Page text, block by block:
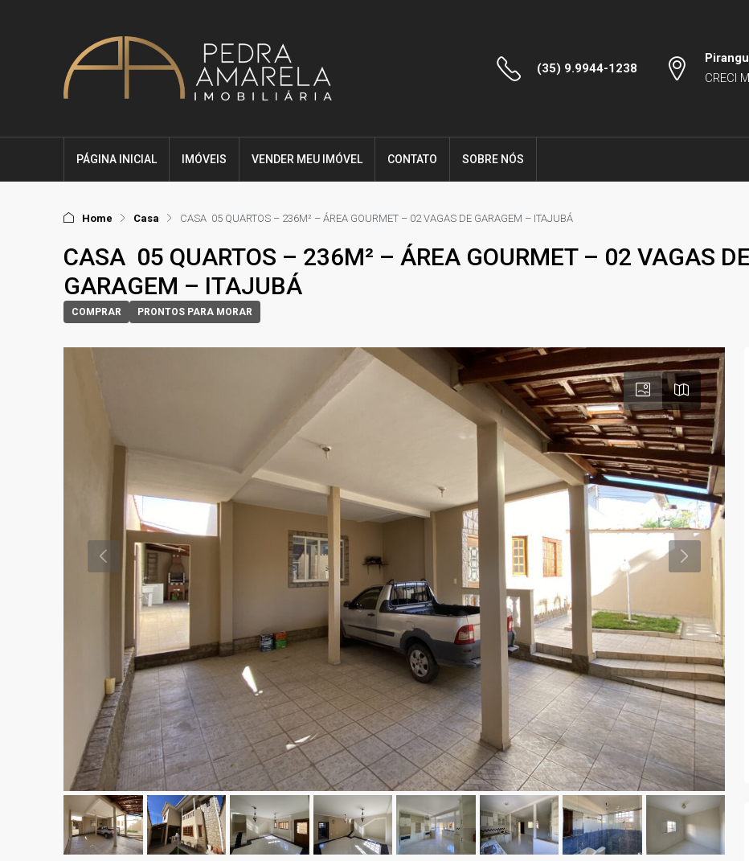
(35) 9.9944-1238
CRECI
PÁGINA INICIAL IMÓVEIS VENDER MEU IMÓVEL CONTATO SOBRE NÓS
Home Casa CASA 05 QUARTOS – 236M² – ÁREA GOURMET – 02 VAGAS DE GARAGEM – ITAJUBÁ
CASA 05 QUARTOS – 236M² – ÁREA GOURMET – 02 VAGAS DE
GARAGEM – ITAJUBÁ
COMPRAR PRONTOS PARA MORAR